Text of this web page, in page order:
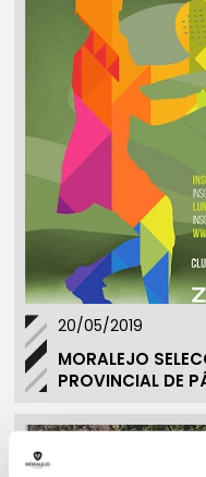
20/05/2019
MORALEJO
PROVINCIAL DE